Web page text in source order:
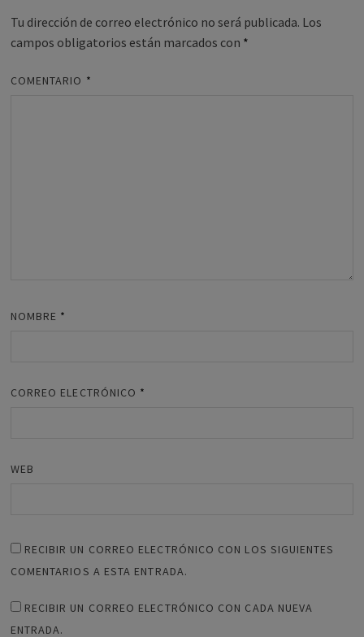
Tu dirección de correo electrónico no será publicada. Los
campos obligatorios están marcados con *
COMENTARIO *
NOMBRE *
CORREO ELECTRÓNICO *
WEB
RECIBIR UN CORREO ELECTRÓNICO CON LOS SIGUIENTES
COMENTARIOS A ESTA ENTRADA.
RECIBIR UN CORREO ELECTRÓNICO CON CADA NUEVA
ENTRADA.